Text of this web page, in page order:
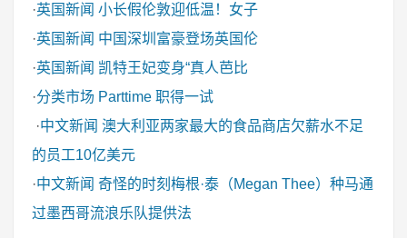
·英国新闻 小长假伦敦迎低温！女子
·英国新闻 中国深圳富豪登场英国伦
·英国新闻 凯特王妃变身“真人芭比
·分类市场 Parttime 职得一试
·中文新闻 澳大利亚两家最大的食品商店欠薪水不足
的员工10亿美元
·中文新闻 奇怪的时刻梅根·泰（Megan Thee）种马通
过墨西哥流浪乐队提供法